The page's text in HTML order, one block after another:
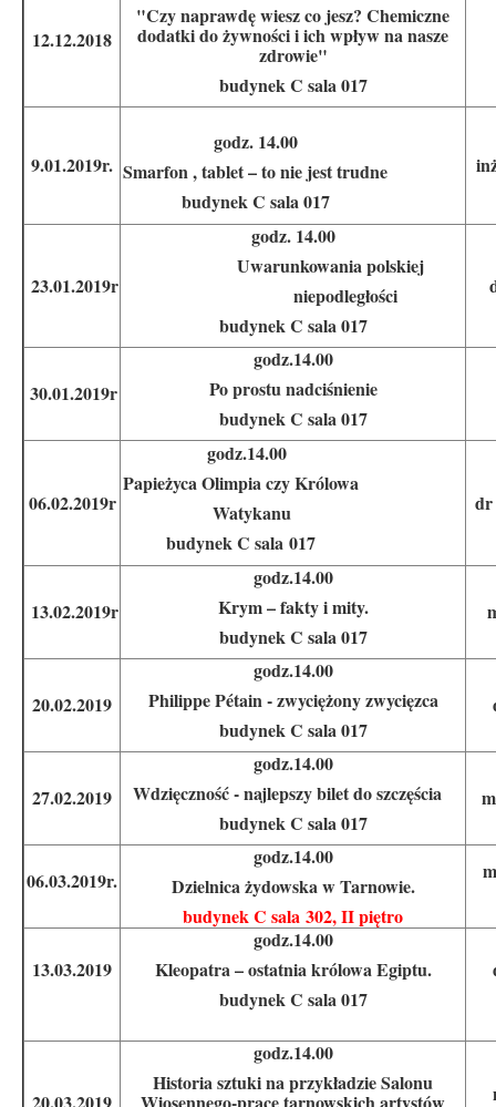
12.12.2018
"Czy naprawdę wiesz co jesz? Chemiczne
dodatki do żywności i ich wpływ na nasze
zdrowie"
budynek C sala 017
9.01.2019r.
godz. 14.00
Smarfon , tablet – to nie jest trudne
budynek C sala 017
23.01.2019r
godz. 14.00
Uwarunkowania polskiej
niepodległości
budynek C sala 017
30.01.2019r
godz.14.00
Po prostu nadciśnienie
budynek C sala 017
06.02.2019r
godz.14.00
Papieżyca Olimpia czy Królowa
Watykanu
budynek C sala 017
13.02.2019r
godz.14.00
Krym – fakty i mity.
budynek C sala 017
20.02.2019
godz.14.00
Philippe Pétain - zwyciężony zwycięzca
budynek C sala 017
27.02.2019
godz.14.00
Wdzięczność - najlepszy bilet do szczęścia
budynek C sala 017
06.03.2019r.
godz.14.00
Dzielnica żydowska w Tarnowie.
budynek C sala 302, II piętro
13.03.2019
godz.14.00
Kleopatra – ostatnia królowa Egiptu.
budynek C sala 017
20.03.2019
godz.14.00
Historia sztuki na przykładzie Salonu
Wiosennego-prace tarnowskich artystów